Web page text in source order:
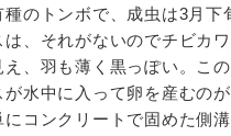
のトンボで、成虫は3月
、それがないのでチビカ
、羽も薄く黒っぽい。こ
水中に入って卵を産むの
コンクリートで固めた側